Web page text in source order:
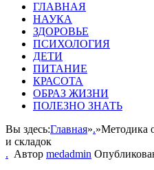
ГЛАВНАЯ
НАУКА
ЗДОРОВЬЕ
ПСИХОЛОГИЯ
ДЕТИ
ПИТАНИЕ
КРАСОТА
ОБРАЗ ЖИЗНИ
ПОЛЕЗНО ЗНАТЬ
Вы здесь:Главная».»Методика
и складок
. Автор medadmin